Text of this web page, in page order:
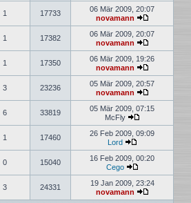
Beitrag
1 17733
06 Mär 2009, 20:07
novamann
Neuester
Beitrag
1 17382
06 Mär 2009, 20:07
novamann
Neuester
Beitrag
1 17350
06 Mär 2009, 19:26
novamann
Neuester
Beitrag
3 23236
05 Mär 2009, 20:57
novamann
Neuester
Beitrag
6 33819
05 Mär 2009, 07:15
McFly
Neuester
Beitrag
1 17460
26 Feb 2009, 09:09
Lord
Neuester
Beitrag
0 15040
16 Feb 2009, 00:20
Cego
Neuester
Beitrag
3 24331
19 Jan 2009, 23:24
novamann
Neuester